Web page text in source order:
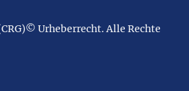
Urheberrecht. Alle Rechte